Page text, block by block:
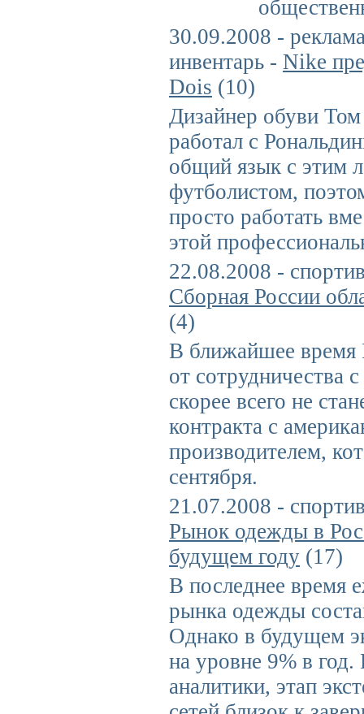
30.09.2008 -
инвентарь - Nike
Dois (10)
Дизайнер обуви
работал с
общий язык с этим
футболистом,
просто работать
этой
22.08.2008 -
Сборная России
(4)
В ближайшее время
от сотрудничества
скорее всего не
контракта с
производителем,
сентября.
21.07.2008 -
Рынок одежды в
будущем году (17)
В последнее время
рынка одежды
Однако в будущем
на уровне 9% в
аналитики, этап